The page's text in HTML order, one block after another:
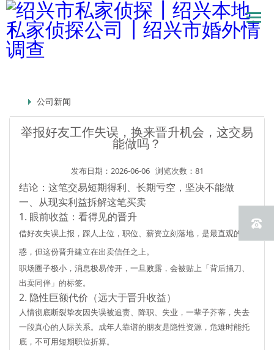
公司新闻
举报好友工作失误，换来晋升机会，这交易
能做吗？
发布日期：2026-06-06 浏览次数：81
结论：这笔交易短期得利、长期亏空，坚决不能做
一、从现实利益拆解这笔买卖
1. 眼前收益：看得见的晋升
借好友失误上报，踩人上位，职位、薪资立刻落地，是最直观的诱
惑，但这份晋升建立在出卖信任之上。
职场圈子极小，消息极易传开，一旦败露，会被贴上「背后捅刀、
出卖同伴」的标签。
2. 隐性巨额代价（远大于晋升收益）
人情彻底断裂挚友因失误被追责、降职、失业，一辈子芥蒂，失去
一段真心的人际关系。成年人靠谱的朋友是隐性资源，危难时能托
底，不可用短期职位折算。